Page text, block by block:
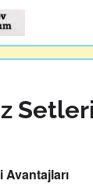
Avantajları